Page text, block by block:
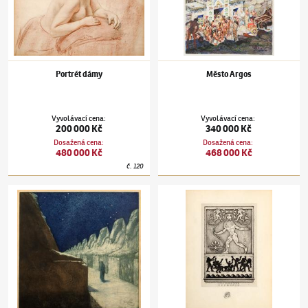
Portrét dámy
Vyvolávací cena:
200 000 Kč
Dosažená cena:
480 000 Kč
č.120
Město Argos
Vyvolávací cena:
340 000 Kč
Dosažená cena:
468 000 Kč
František Kupka(1871–1957)Cesta ticha František Kupka(1871–1957)Aischylos: